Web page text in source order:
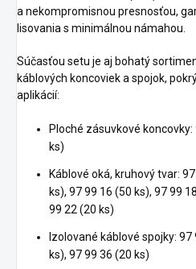
a nekompromisnou presnosťou,
lisovania s minimálnou námahou.
Súčasťou setu je aj bohatý
káblových koncoviek a spojok,
aplikácií:
Ploché zásuvkové
ks)
Káblové oká, kruhový tvar:
ks), 97 99 16 (50 ks), 97 99
99 22 (20 ks)
Izolované káblové spojky:
ks), 97 99 36 (20 ks)